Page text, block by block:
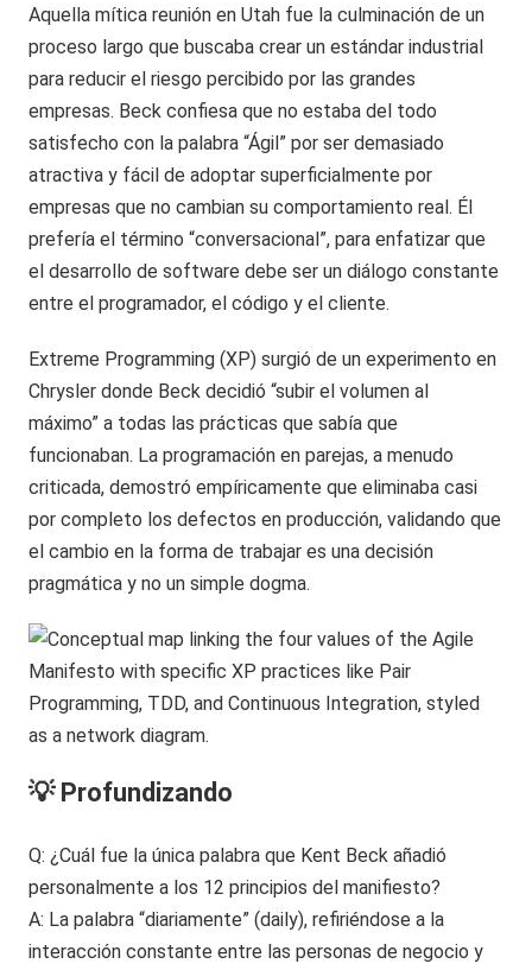
Aquella mítica reunión en Utah fue la culminación de un
proceso largo que buscaba crear un estándar industrial
para reducir el riesgo percibido por las grandes
empresas. Beck confiesa que no estaba del todo
satisfecho con la palabra “Ágil” por ser demasiado
atractiva y fácil de adoptar superficialmente por
empresas que no cambian su comportamiento real. Él
prefería el término “conversacional”, para enfatizar que
el desarrollo de software debe ser un diálogo constante
entre el programador, el código y el cliente.
Extreme Programming (XP) surgió de un experimento en
Chrysler donde Beck decidió “subir el volumen al
máximo” a todas las prácticas que sabía que
funcionaban. La programación en parejas, a menudo
criticada, demostró empíricamente que eliminaba casi
por completo los defectos en producción, validando que
el cambio en la forma de trabajar es una decisión
pragmática y no un simple dogma.
💡 Profundizando
Q: ¿Cuál fue la única palabra que Kent Beck añadió
personalmente a los 12 principios del manifiesto?
A: La palabra “diariamente” (daily), refiriéndose a la
interacción constante entre las personas de negocio y